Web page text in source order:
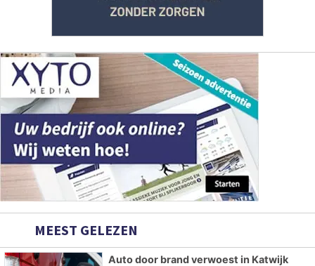
MEEST GELEZEN
Auto door brand verwoest in Katwijk